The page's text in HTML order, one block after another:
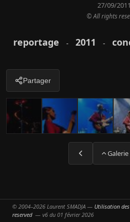
reportage - 2011 -
Partager
Galerie
27/09/2011
© All rights
© 2004–2026 Laurent SMADJA — Utilisation
reserved— v6 du 01 février 2026